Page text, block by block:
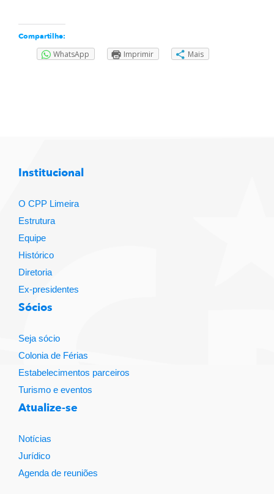
Compartilhe:
WhatsApp Imprimir Mais
Institucional
O CPP Limeira
Estrutura
Equipe
Histórico
Diretoria
Ex-presidentes
Sócios
Seja sócio
Colonia de Férias
Estabelecimentos parceiros
Turismo e eventos
Atualize-se
Notícias
Jurídico
Agenda de reuniões